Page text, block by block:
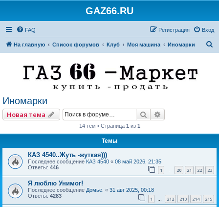
GAZ66.RU
FAQ Вход
Регистрация
На главную Список форумов Клуб Моя машина Иномарки
Иномарки
Новая тема Поиск
14 тем • Страница 1 из 1
Темы
КАЗ 4540..Жуть -жуткая)))
Последнее сообщение КАЗ 4540 « 08 май 2026, 21:35
Ответы: 446 1 20 21 22 23
Я люблю Унимог!
Последнее сообщение Домье. « 31 авг 2025, 00:18
Ответы: 4283 1 … 212 213 214 215